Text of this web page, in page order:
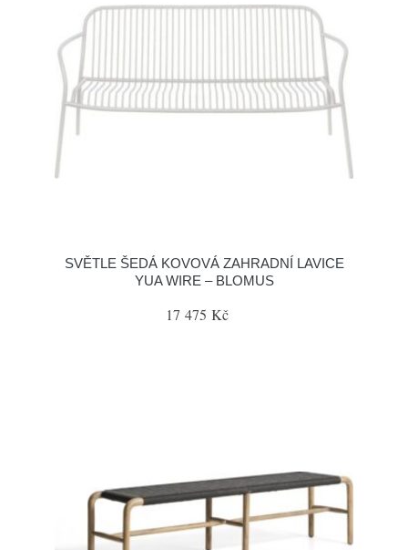
SVĚTLE ŠEDÁ KOVOVÁ ZAHRADNÍ LAVICE
YUA WIRE – BLOMUS
17 475 Kč